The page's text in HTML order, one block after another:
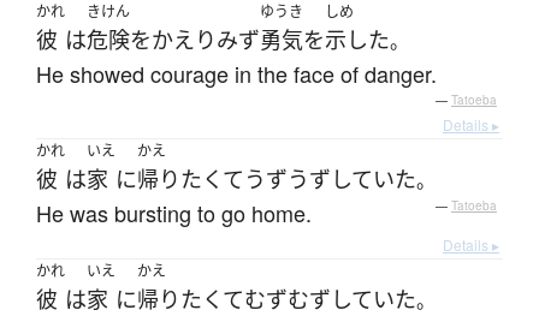
かれ
彼 は
きけん
危険をかえりみず
ゆうき
勇気を
しめ
示した。
He showed courage in the face of danger.
— Tatoeba
Details ▸
かれ
彼 は
いえ
家 に
かえ
帰りたくて うずうず していた。
He was bursting to go home. — Tatoeba
Details ▸
かれ
彼 は
いえ
家 に
かえ
帰りたくてむずむず していた。